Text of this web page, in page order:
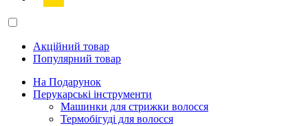
Акційний товар
Популярний товар
На Подарунок
Перукарські інструменти
Машинки для стрижки волосся
Термобігуді для волосся